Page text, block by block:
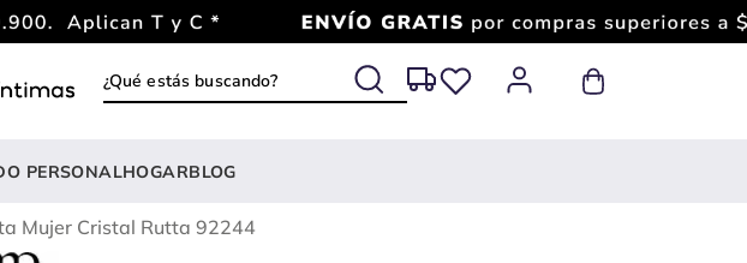
¿Qué estás buscando?
PERSONALHOGARBLOG
Mujer Cristal Rutta 92244